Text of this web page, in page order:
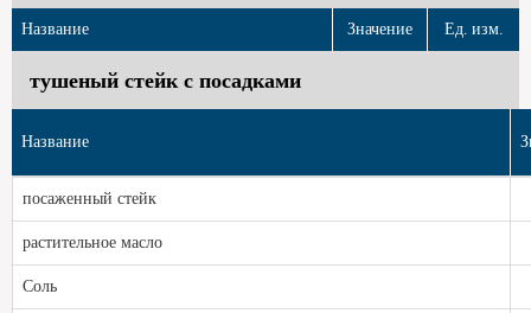
Название Значение Ед. изм.
тушеный стейк с посадками
Название
посаженный стейк
растительное масло
Соль